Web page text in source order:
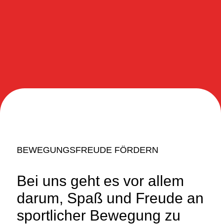
BEWEGUNGSFREUDE FÖRDERN
Bei uns geht es vor allem
darum, Spaß und Freude an
sportlicher Bewegung zu